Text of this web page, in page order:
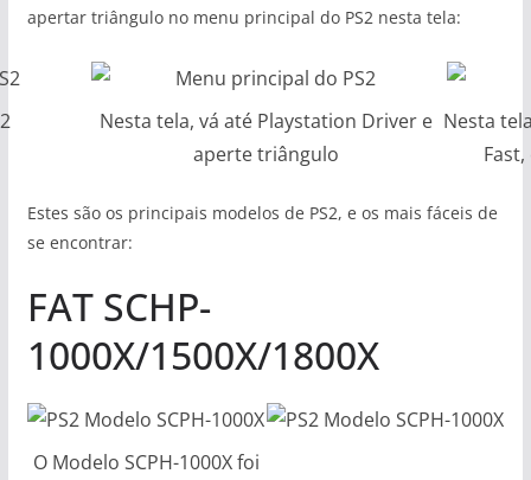
apertar triângulo no menu principal do PS2 nesta tela:
Nesta tela, vá até Playstation Driver e
aperte triângulo
Nesta
Estes são os principais modelos de PS2, e os mais fáceis de
se encontrar:
FAT SCHP-
1000X/1500X/1800X
O Modelo SCPH-1000X foi